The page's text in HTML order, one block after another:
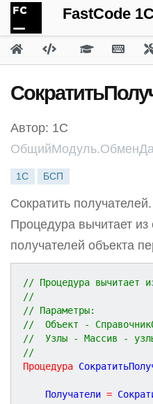
FastCode 1C
Автор: 1С
1С БСП
Сократить получателей.
Процедура вычитает из
получателей объекта
// Процедура вычитает
//
// Параметры:
//  Объект -
//  Узлы - Массив - узлы
//
Процедура
	Получатели
=